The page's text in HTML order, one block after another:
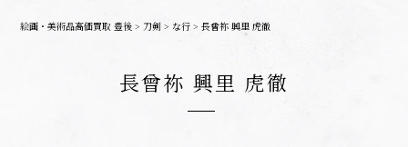
絵画・美術品高価買取 豊後 > 刀剣 > な行 >長曾祢 興里 虎徹
長曾祢 興里 虎徹